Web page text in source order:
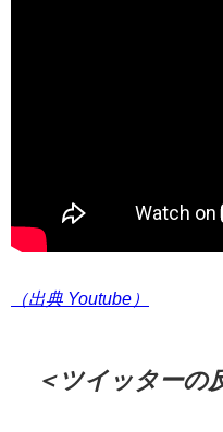
（出典 Youtube）
＜ツイッターの